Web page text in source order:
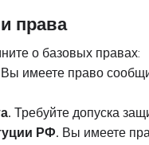
права
о базовых правах:
Вы имеете право
Требуйте допуска
РФ. Вы имеете